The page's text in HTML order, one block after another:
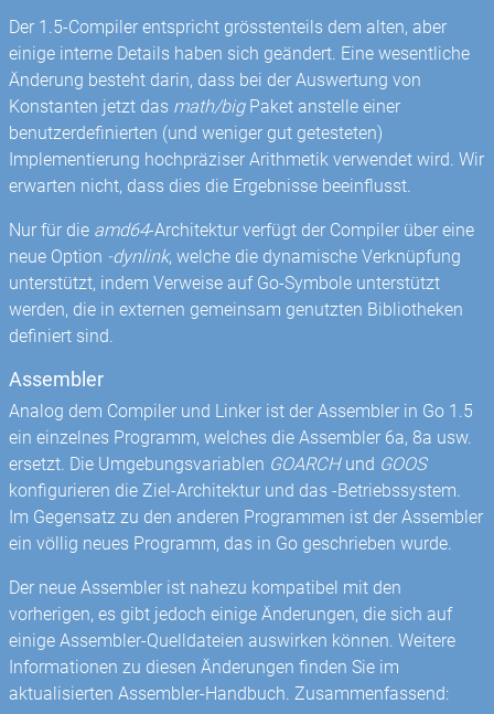
Der 1.5-Compiler entspricht grösstenteils dem alten, aber
einige interne Details haben sich geändert. Eine wesentliche
Änderung besteht darin, dass bei der Auswertung von
Konstanten jetzt das math/bigPaket anstelle einer
benutzerdefinierten (und weniger gut getesteten)
Implementierung hochpräziser Arithmetik verwendet wird. Wir
erwarten nicht, dass dies die Ergebnisse beeinflusst.
Nur für die amd64-Architektur verfügt der Compiler über eine
neue Option -dynlink, welche die dynamische Verknüpfung
unterstützt, indem Verweise auf Go-Symbole unterstützt
werden, die in externen gemeinsam genutzten Bibliotheken
definiert sind.
Assembler
Analog dem Compiler und Linker ist der Assembler in Go 1.5
ein einzelnes Programm, welches die Assembler 6a, 8a usw.
ersetzt. Die Umgebungsvariablen GOARCHund GOOS
konfigurieren die Ziel-Architektur und das -Betriebssystem.
Im Gegensatz zu den anderen Programmen ist der Assembler
ein völlig neues Programm, das in Go geschrieben wurde.
Der neue Assembler ist nahezu kompatibel mit den
vorherigen, es gibt jedoch einige Änderungen, die sich auf
einige Assembler-Quelldateien auswirken können. Weitere
Informationen zu diesen Änderungen finden Sie im
aktualisierten Assembler-Handbuch. Zusammenfassend: